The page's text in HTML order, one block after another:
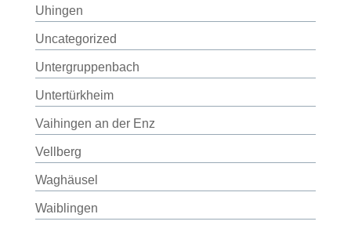
Uhingen
Uncategorized
Untergruppenbach
Untertürkheim
Vaihingen an der Enz
Vellberg
Waghäusel
Waiblingen